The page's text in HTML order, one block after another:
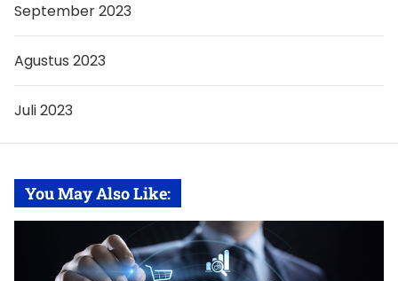
September 2023
Agustus 2023
Juli 2023
You May Also Like: